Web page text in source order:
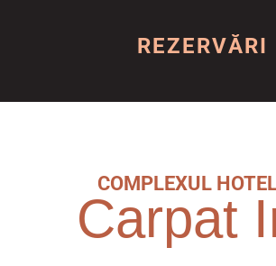
REZERVĂRI
COMPLEXUL
Carpat